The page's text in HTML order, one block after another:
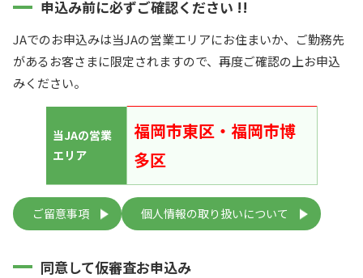
申込み前に必ずご確認ください !!
JAでのお申込みは当JAの営業エリアにお住まいか、ご勤務先
があるお客さまに限定されますので、再度ご確認の上お申込
みください。
当JAの営業
エリア
福岡市東区・福岡市博
多区
ご留意事項 個人情報の取り扱いについて
同意して仮審査お申込み